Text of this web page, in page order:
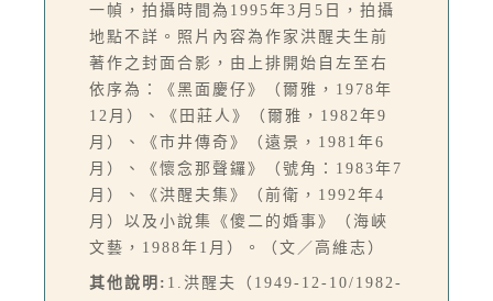
一幀，拍攝時間為1995年3月5日，拍攝
地點不詳。照片內容為作家洪醒夫生前
著作之封面合影，由上排開始自左至右
依序為：《黑面慶仔》（爾雅，1978年
12月）、《田莊人》（爾雅，1982年9
月）、《市井傳奇》（遠景，1981年6
月）、《懷念那聲鑼》（號角：1983年7
月）、《洪醒夫集》（前衛，1992年4
月）以及小說集《傻二的婚事》（海峽
文藝，1988年1月）。（文／高維志）
其他說明: 1.洪醒夫（1949-12-10/1982-